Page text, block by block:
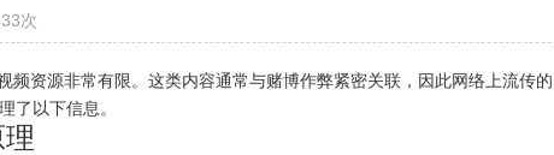
次
频资源非常有限。这类内容通常与赌博作弊紧密关联，因此网络上流传
了以下信息。